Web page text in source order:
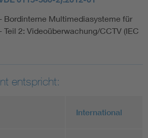
Bordinterne Multimediasysteme für
2: Videoüberwachung/CCTV (IEC
entspricht:
International